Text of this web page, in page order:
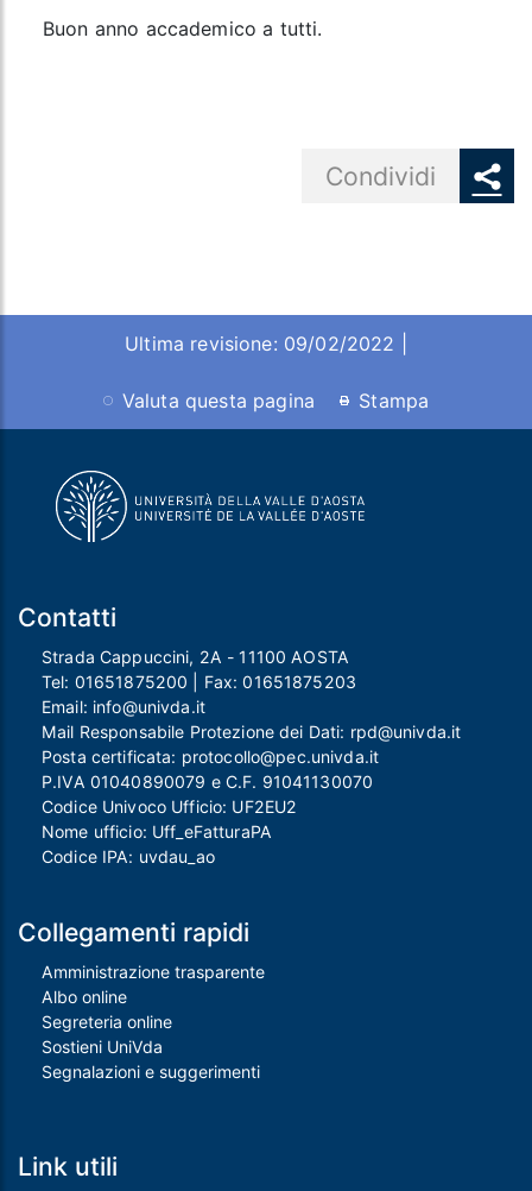
Buon anno accademico a tutti.
Condividi
Ultima revisione: 09/02/2022 |
Valuta questa pagina Stampa
Contatti
Strada Cappuccini, 2A - 11100 AOSTA
Tel: 01651875200 | Fax:01651875203
Email: info@univda.it
Mail Responsabile Protezione dei Dati: rpd@univda.it
Posta certificata: protocollo@pec.univda.it
P.IVA 01040890079 e C.F. 91041130070
Codice Univoco Ufficio: UF2EU2
Nome ufficio: Uff_eFatturaPA
Codice IPA: uvdau_ao
Collegamenti rapidi
Amministrazione trasparente
Albo online
Segreteria online
Sostieni UniVda
Segnalazioni e suggerimenti
Link utili